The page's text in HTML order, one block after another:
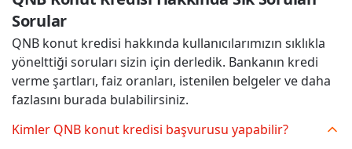
Sorular
QNB konut kredisi hakkında kullanıcılarımızın sıklıkla
yönelttiği soruları sizin için derledik. Bankanın kredi
verme şartları, faiz oranları, istenilen belgeler ve daha
fazlasını burada bulabilirsiniz.
Kimler QNB konut kredisi başvurusu yapabilir?